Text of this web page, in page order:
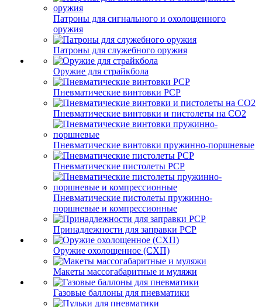
Патроны для сигнального и охолощенного
оружия
Патроны для служебного оружия
Оружие для страйкбола
Пневматические винтовки PCP
Пневматические винтовки и пистолеты на CO2
Пневматические винтовки пружинно-поршневые
Пневматические пистолеты PCP
Пневматические пистолеты пружинно-
поршневые и компрессионные
Принадлежности для заправки PCP
Оружие охолощенное (СХП)
Макеты массогабаритные и муляжи
Газовые баллоны для пневматики